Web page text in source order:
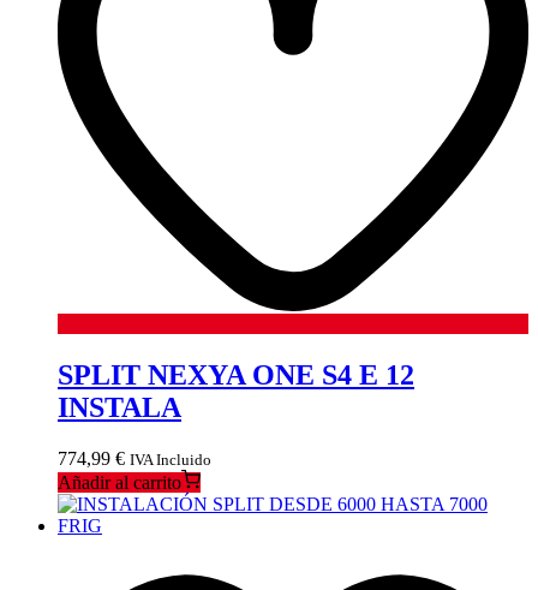
SPLIT NEXYA ONE S4 E 12
INSTALA
774,99 € IVA Incluido
Añadir al carrito